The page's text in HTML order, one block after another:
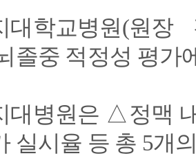
대학교병원(원
졸중 적정성 평가
대병원은 △정맥
실시율 등 총 5개